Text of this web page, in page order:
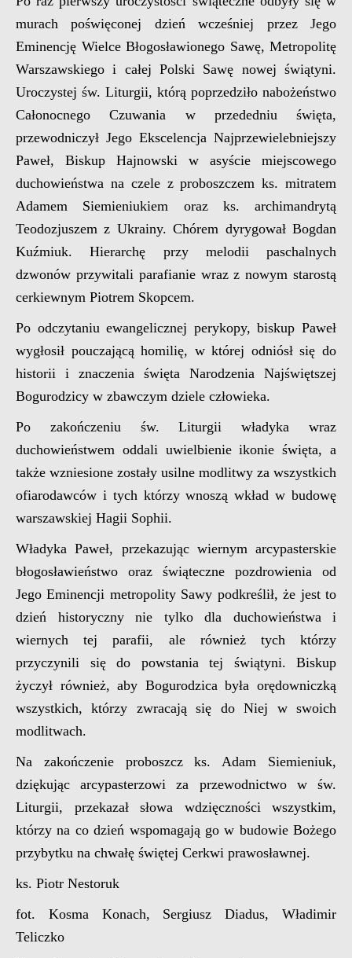
murach poświęconej dzień wcześniej przez Jego
Eminencję Wielce Błogosławionego Sawę, Metropolitę
Warszawskiego i całej Polski Sawę nowej świątyni.
Uroczystej św. Liturgii, którą poprzedziło nabożeństwo
Całonocnego Czuwania w przededniu święta,
przewodniczył Jego Ekscelencja Najprzewielebniejszy
Paweł, Biskup Hajnowski w asyście miejscowego
duchowieństwa na czele z proboszczem ks. mitratem
Adamem Siemieniukiem oraz ks. archimandrytą
Teodozjuszem z Ukrainy. Chórem dyrygował Bogdan
Kuźmiuk. Hierarchę przy melodii paschalnych
dzwonów przywitali parafianie wraz z nowym starostą
cerkiewnym Piotrem Skopcem.
Po odczytaniu ewangelicznej perykopy, biskup Paweł
wygłosił pouczającą homilię, w której odniósł się do
historii i znaczenia święta Narodzenia Najświętszej
Bogurodzicy w zbawczym dziele człowieka.
Po zakończeniu św. Liturgii władyka wraz
duchowieństwem oddali uwielbienie ikonie święta, a
także wzniesione zostały usilne modlitwy za wszystkich
ofiarodawców i tych którzy wnoszą wkład w budowę
warszawskiej Hagii Sophii.
Władyka Paweł, przekazując wiernym arcypasterskie
błogosławieństwo oraz świąteczne pozdrowienia od
Jego Eminencji metropolity Sawy podkreślił, że jest to
dzień historyczny nie tylko dla duchowieństwa i
wiernych tej parafii, ale również tych którzy
przyczynili się do powstania tej świątyni. Biskup
życzył również, aby Bogurodzica była orędowniczką
wszystkich, którzy zwracają się do Niej w swoich
modlitwach.
Na zakończenie proboszcz ks. Adam Siemieniuk,
dziękując arcypasterzowi za przewodnictwo w św.
Liturgii, przekazał słowa wdzięczności wszystkim,
którzy na co dzień wspomagają go w budowie Bożego
przybytku na chwałę świętej Cerkwi prawosławnej.
ks. Piotr Nestoruk
fot. Kosma Konach, Sergiusz Diadus, Władimir
Teliczko